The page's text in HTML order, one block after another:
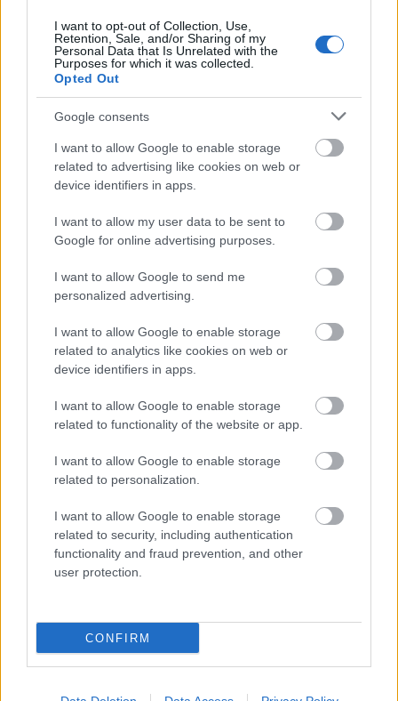
I want to opt-out of Collection, Use,
Retention, Sale, and/or Sharing of my
Personal Data that Is Unrelated with the
Purposes for which it was collected.
Opted Out
Google consents
I want to allow Google to enable storage
related to advertising like cookies on web or
device identifiers in apps.
I want to allow my user data to be sent to
Google for online advertising purposes.
I want to allow Google to send me
personalized advertising.
I want to allow Google to enable storage
related to analytics like cookies on web or
device identifiers in apps.
I want to allow Google to enable storage
related to functionality of the website or app.
I want to allow Google to enable storage
related to personalization.
I want to allow Google to enable storage
related to security, including authentication
functionality and fraud prevention, and other
user protection.
CONFIRM
Ανάμεσα στα μέρη που ξεχώρισε ήταν το
Adventure Islandστο Σάουθεντ και το
Crealy
Theme Park & Resortστο Ντέβον. Παρά τις
δυσκολίες, όπως η καταιγίδα Φλόρις και τα
ζητήματα οργάνωσης, δήλωσε ενθουσιασμένος με
ΤΙ ΔΙΑΒΑΖΕΤΑΙ
Σοκ σε live μετάδοση: Ο γιος του Rampage
Jackson λίγο έλειψε να σκοτώσει παλαιστή
Γιατί πολλοί απολαμβάνουν να βλέπουν
ψυχολογία
Τι συμβαίνει στον εγκέφαλο όταν
πανικοβάλλεσαι και γιατί ο χρόνος φαίνεται να